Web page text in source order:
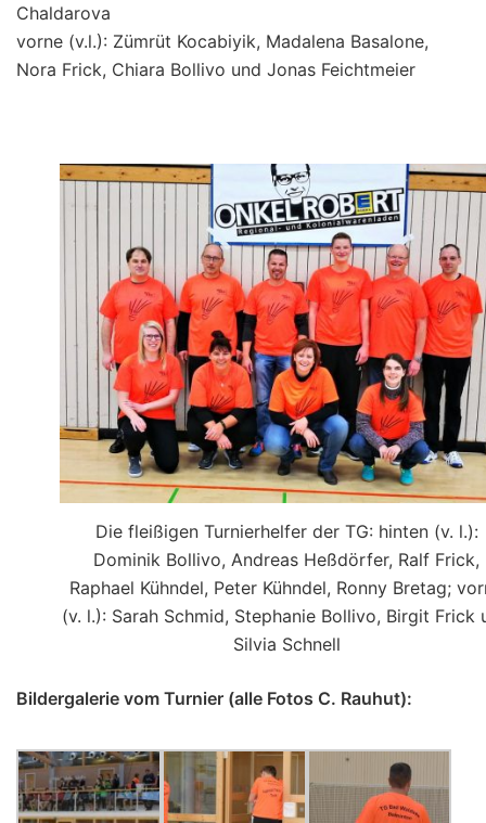
Chaldarova
vorne (v.l.): Zümrüt Kocabiyik, Madalena Basalone,
Nora Frick, Chiara Bollivo und Jonas Feichtmeier
Die fleißigen Turnierhelfer der TG: hinten (v. l.):
Dominik Bollivo, Andreas Heßdörfer, Ralf Frick,
Raphael Kühndel, Peter Kühndel, Ronny Bretag;
(v. l.): Sarah Schmid, Stephanie Bollivo, Birgit Frick
Silvia Schnell
Bildergalerie vom Turnier (alle Fotos C. Rauhut):